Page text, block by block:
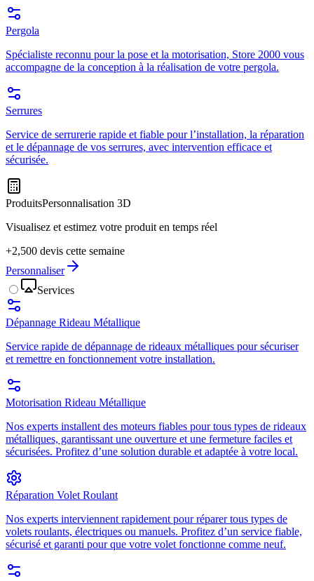
Pergola
Spécialiste reconnu pour la pose et la motorisation, Store 2000 vous
accompagne de la conception à la réalisation de votre pergola.
Serrures
Service de serrurerie rapide et fiable pour l’installation, la réparation
et le dépannage de vos serrures, avec intervention efficace et
sécurisée.
ProduitsPersonnalisation 3D
Visualisez et estimez votre produit en temps réel
+2,500 devis cette semaine
Personnaliser
Services
Dépannage Rideau Métallique
Service rapide de dépannage de rideaux métalliques pour sécuriser
et remettre en fonctionnement votre installation.
Motorisation Rideau Métallique
Nos experts installent des moteurs fiables pour tous types de rideaux
métalliques, garantissant une ouverture et une fermeture faciles et
sécurisées. Profitez d’une solution durable et adaptée à votre local.
Réparation Volet Roulant
Nos experts interviennent rapidement pour réparer tous types de
volets roulants, électriques ou manuels. Profitez d’un service fiable,
sécurisé et garanti pour que votre volet fonctionne comme neuf.